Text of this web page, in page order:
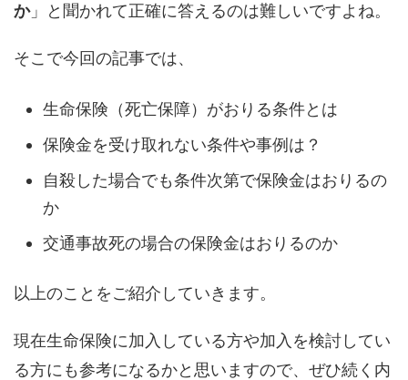
か」と聞かれて正確に答えるのは難しいですよね。
そこで今回の記事では、
生命保険（死亡保障）がおりる条件とは
保険金を受け取れない条件や事例は？
自殺した場合でも条件次第で保険金はおりるの
か
交通事故死の場合の保険金はおりるのか
以上のことをご紹介していきます。
現在生命保険に加入している方や加入を検討してい
る方にも参考になるかと思いますので、ぜひ続く内